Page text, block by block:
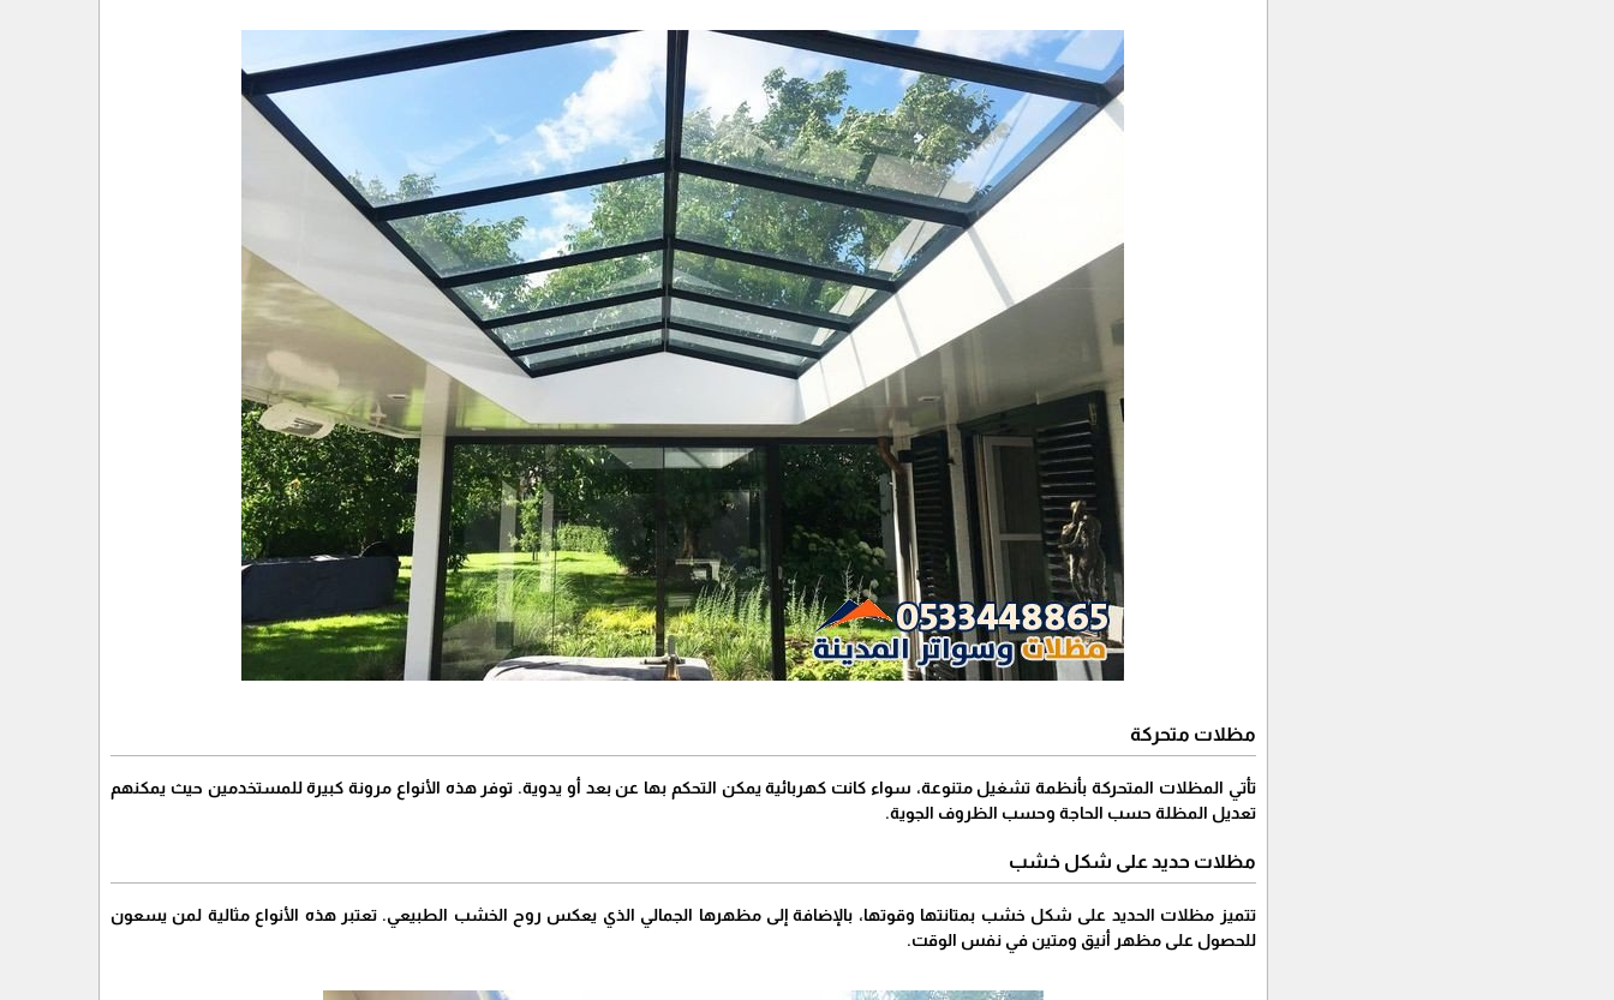
مظلات متحركة
تأتي المظلات المتحركة بأنظمة تشغيل متنوعة، سواء كانت كهربائية يمكن التحكم بها عن بعد أو يدوية. توفر هذه الأنواع مرونة كبيرة للمستخدمين حيث يمكنهم
تعديل المظلة حسب الحاجة وحسب الظروف الجوية.
مظلات حديد على شكل خشب
تتميز مظلات الحديد على شكل خشب بمتانتها وقوتها، بالإضافة إلى مظهرها الجمالي الذي يعكس روح الخشب الطبيعي. تعتبر هذه الأنواع مثالية لمن يسعون
للحصول على مظهر أنيق ومتين في نفس الوقت.